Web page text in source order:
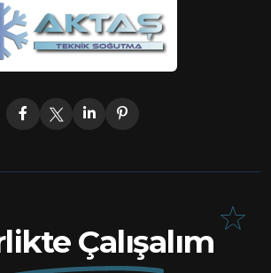
Çalışalım